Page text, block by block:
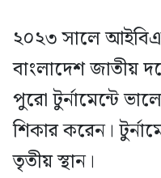
২০২৩ সালে
বাংলাদেশ জাতীয়
পুরো টুর্নামেন্টে
শিকার করেন।
তৃতীয় স্থান।